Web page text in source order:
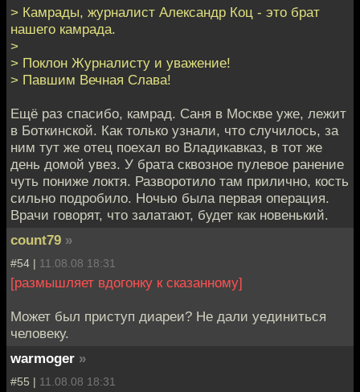
> Камрады, журналист Александр Коц - это брат
нашего камрада.
>
> Поклон Журналисту и уважение!
> Павшим Вечная Слава!
Ещё раз спасибо, камрад. Саня в Москве уже, лежит
в Боткинской. Как только узнали, что случилось, за
ним тут же отец поехал во Владикавказ, в тот же
день домой увез. У брата сквозное пулевое ранение
чуть пониже локтя. Разворотило там прилично, кость
сильно подробило. Ночью была первая операция.
Врачи говорят, что залатают, будет как новенький.
count79 »
#54 | 11.08.08 18:31
[размышляет вдогонку к сказанному]
Может был приступ диареи? Не дали уединиться
человеку.
warmoger »
#55 | 11.08.08 18:31